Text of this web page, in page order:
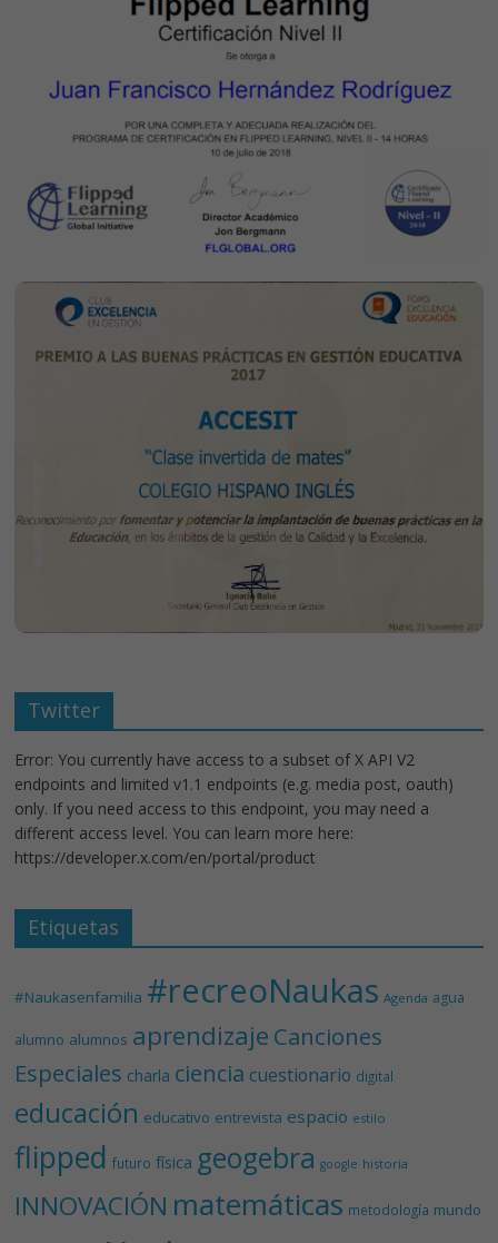
Twitter
Error: You currently have access to a subset of X API V2
endpoints and limited v1.1 endpoints (e.g. media post, oauth)
only. If you need access to this endpoint, you may need a
different access level. You can learn more here:
https://developer.x.com/en/portal/product
Etiquetas
#Naukasenfamilia #recreoNaukas Agenda agua
alumno alumnos aprendizaje Canciones
Especiales charla ciencia cuestionario digital
educación educativo entrevista espacio estilo
flipped futuro física geogebra google historia
INNOVACIÓN matemáticas metodología mundo